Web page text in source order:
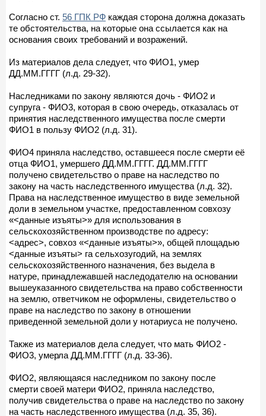
Согласно ст. 56 ГПК РФ каждая сторона должна доказать
те обстоятельства, на которые она ссылается как на
основания своих требований и возражений.
Из материалов дела следует, что ФИО1, умер
ДД.ММ.ГГГГ (л.д. 29-32).
Наследниками по закону являются дочь - ФИО2 и
супруга - ФИО3, которая в свою очередь, отказалась от
принятия наследственного имущества после смерти
ФИО1 в пользу ФИО2 (л.д. 31).
ФИО4 приняла наследство, оставшееся после смерти её
отца ФИО1, умершего ДД.ММ.ГГГГ. ДД.ММ.ГГГГ
получено свидетельство о праве на наследство по
закону на часть наследственного имущества (л.д. 32).
Права на наследственное имущество в виде земельной
доли в земельном участке, предоставленном совхозу
«<данные изъяты>» для использования в
сельскохозяйственном производстве по адресу:
<адрес>, совхоз «<данные изъяты>», общей площадью
<данные изъяты> га сельхозугодий, на землях
сельскохозяйственного назначения, без выдела в
натуре, принадлежавшей наследодателю на основании
вышеуказанного свидетельства на право собственности
на землю, ответчиком не оформлены, свидетельство о
праве на наследство по закону в отношении
приведенной земельной доли у нотариуса не получено.
Также из материалов дела следует, что мать ФИО2 -
ФИО3, умерла ДД.ММ.ГГГГ (л.д. 33-36).
ФИО2, являющаяся наследником по закону после
смерти своей матери ФИО2, приняла наследство,
получив свидетельства о праве на наследство по закону
на часть наследственного имущества (л.д. 35, 36).